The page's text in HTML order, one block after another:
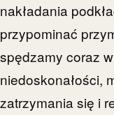
nakładania
przypominać
spędzamy coraz
niedoskonałości,
zatrzymania się i